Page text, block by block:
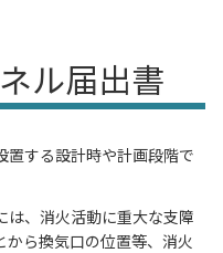
ル届出書
置する設計時や計画段階で
は、消火活動に重大な支障
から換気口の位置等、消火